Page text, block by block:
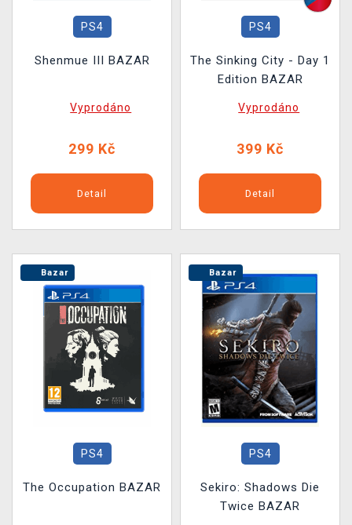
PS4
Shenmue III BAZAR
Vyprodáno
299 Kč
Detail
PS4
The Sinking City - Day 1
Edition BAZAR
Vyprodáno
399 Kč
Detail
Bazar
PS4
The Occupation BAZAR
Bazar
PS4
Sekiro: Shadows Die
Twice BAZAR